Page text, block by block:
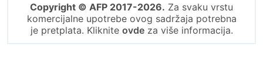
Copyright © AFP 2017-2026. Za svaku vrstu
komercijalne upotrebe ovog sadržaja potrebna
je pretplata. Kliknite ovdeza više informacija.